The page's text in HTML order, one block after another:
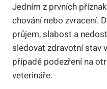
Jedním z prvních
chování nebo zvracení.
průjem, slabost a
sledovat zdravotní stav
případě podezření na
veterináře.